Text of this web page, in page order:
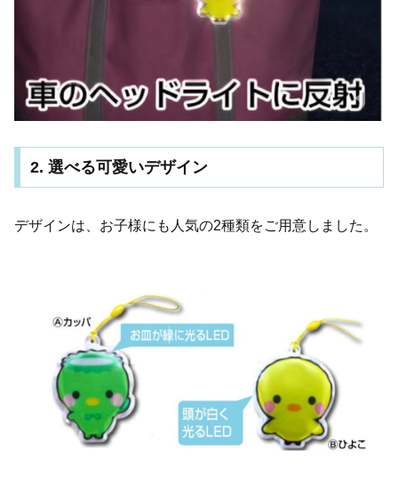
2. 選べる可愛いデザイン
デザインは、お子様にも人気の2種類をご用意しました。